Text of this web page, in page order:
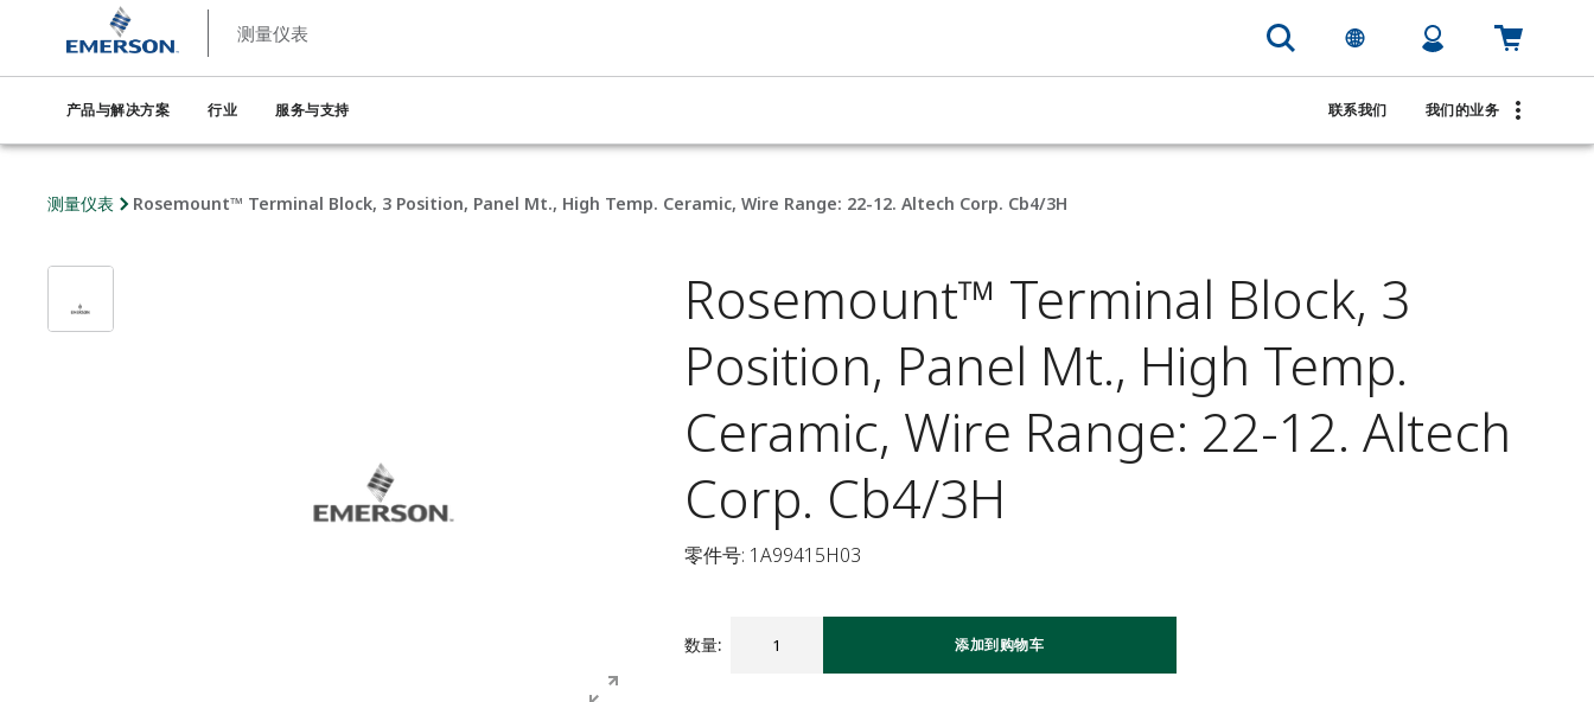
测量仪表
产品与解决方案 行业 服务与支持 联系我们 我们的业务
测量仪表 Rosemount™ Terminal Block, 3 Position, Panel Mt., High Temp. Ceramic, Wire Range: 22-12. Altech Corp. Cb4/3H
Rosemount™ Terminal Block, 3
Position, Panel Mt., High Temp.
Ceramic, Wire Range: 22-12. Altech
Corp. Cb4/3H
零件号: 1A99415H03
数量: 添加到购物车